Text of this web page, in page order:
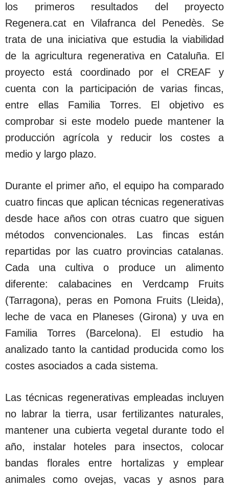
los primeros resultados del proyecto
Regenera.cat en Vilafranca del Penedès. Se
trata de una iniciativa que estudia la viabilidad
de la agricultura regenerativa en Cataluña. El
proyecto está coordinado por el CREAF y
cuenta con la participación de varias fincas,
entre ellas Familia Torres. El objetivo es
comprobar si este modelo puede mantener la
producción agrícola y reducir los costes a
medio y largo plazo.
Durante el primer año, el equipo ha comparado
cuatro fincas que aplican técnicas regenerativas
desde hace años con otras cuatro que siguen
métodos convencionales. Las fincas están
repartidas por las cuatro provincias catalanas.
Cada una cultiva o produce un alimento
diferente: calabacines en Verdcamp Fruits
(Tarragona), peras en Pomona Fruits (Lleida),
leche de vaca en Planeses (Girona) y uva en
Familia Torres (Barcelona). El estudio ha
analizado tanto la cantidad producida como los
costes asociados a cada sistema.
Las técnicas regenerativas empleadas incluyen
no labrar la tierra, usar fertilizantes naturales,
mantener una cubierta vegetal durante todo el
año, instalar hoteles para insectos, colocar
bandas florales entre hortalizas y emplear
animales como ovejas, vacas y asnos para